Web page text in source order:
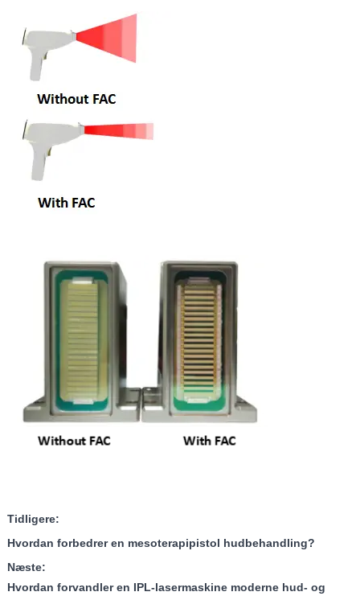
Tidligere:
Hvordan forbedrer en mesoterapipistol hudbehandling?
Næste:
Hvordan forvandler en IPL-lasermaskine moderne hud- og